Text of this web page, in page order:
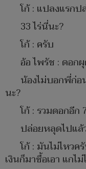
โก้ : แปลงแรก
33 ไร่นี่นะ?
โก้ : ครับ
อ้อ ไพรัช : ดอก
น้องไม่บอกพี่ก่อ
นะ?
โก้ : รวมดอกอีก
ปล่อยหลุดไปแล้
โก้ : มันไม่ไหวค
เงินก็มาซื้อเอา แกไ